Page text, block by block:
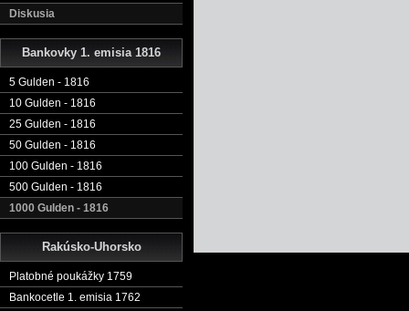
Diskusia
Bankovky 1. emisia 1816
5 Gulden - 1816
10 Gulden - 1816
25 Gulden - 1816
50 Gulden - 1816
100 Gulden - 1816
500 Gulden - 1816
1000 Gulden - 1816
Rakúsko-Uhorsko
Platobné poukážky 1759
Bankocetle 1. emisia 1762